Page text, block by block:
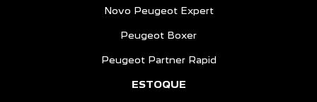
Novo Peugeot Expert
Peugeot Boxer
Peugeot Partner Rapid
ESTOQUE